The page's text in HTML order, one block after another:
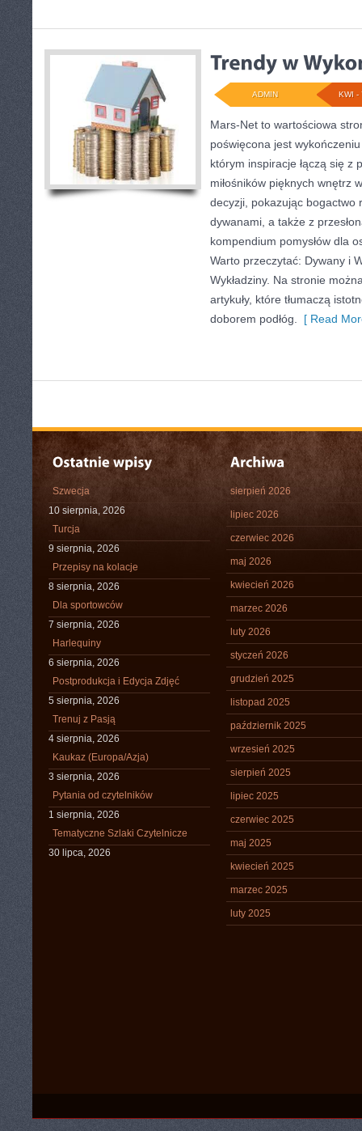
KWI -
ADMIN
Mars-Net to wartościowa
poświęcona jest
którym inspiracje łączą się z
miłośników pięknych wnętrz
decyzji, pokazując bogactwo
dywanami, a także z
kompendium pomysłów dla
Warto przeczytać: Dywany i
Wykładziny. Na stronie
artykuły, które tłumaczą
doborem podłóg.
[ Read
Szwecja
10 sierpnia, 2026
Turcja
9 sierpnia, 2026
Przepisy na kolacje
8 sierpnia, 2026
Dla sportowców
7 sierpnia, 2026
Harlequiny
6 sierpnia, 2026
Postprodukcja i Edycja Zdjęć
5 sierpnia, 2026
Trenuj z Pasją
4 sierpnia, 2026
Kaukaz (Europa/Azja)
3 sierpnia, 2026
Pytania od czytelników
1 sierpnia, 2026
Tematyczne Szlaki Czytelnicze
30 lipca, 2026
sierpień 2026
lipiec 2026
czerwiec 2026
maj 2026
kwiecień 2026
marzec 2026
luty 2026
styczeń 2026
grudzień 2025
listopad 2025
październik 2025
wrzesień 2025
sierpień 2025
lipiec 2025
czerwiec 2025
maj 2025
kwiecień 2025
marzec 2025
luty 2025